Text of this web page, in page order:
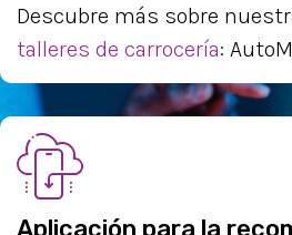
Descubre más sobre
talleres de carrocería:
Aplicación para la